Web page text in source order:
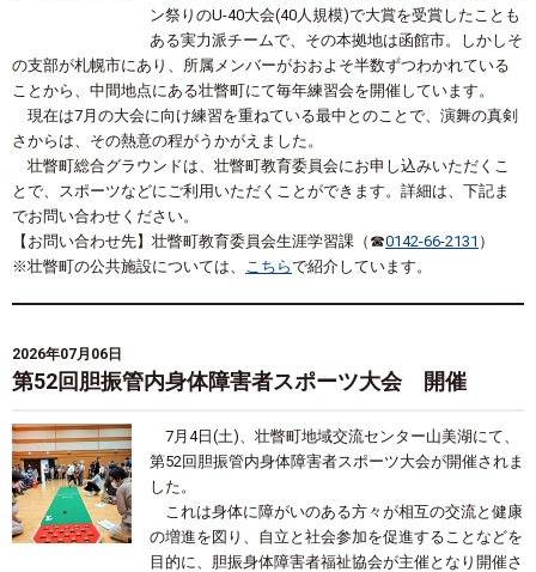
ン祭りのU-40大会(40人規模)で大賞を受賞したことも
ある実力派チームで、その本拠地は函館市。しかしそ
の支部が札幌市にあり、所属メンバーがおおよそ半数ずつわかれている
ことから、中間地点にある壮瞥町にて毎年練習会を開催しています。
現在は7月の大会に向け練習を重ねている最中とのことで、演舞の真剣
さからは、その熱意の程がうかがえました。
壮瞥町総合グラウンドは、壮瞥町教育委員会にお申し込みいただくこ
とで、スポーツなどにご利用いただくことができます。詳細は、下記ま
でお問い合わせください。
【お問い合わせ先】壮瞥町教育委員会生涯学習課（☎0142-66-2131 ）
※壮瞥町の公共施設については、 こちらで紹介しています。
2026年07月06日
第52回胆振管内身体障害者スポーツ大会 開催
7月 4日 (土)、壮瞥町地域交流センター山美湖にて、
第52回胆振管内身体障害者スポーツ大会が開催されま
した。
これは身体に障がいのある方々が相互の交流と健康
の増進を図り、自立と社会参加を促進することなどを
目的に、胆振身体障害者福祉協会が主催となり開催さ